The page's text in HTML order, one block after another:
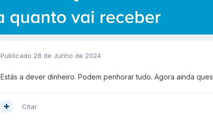
Publicado 28 de Junho de 2024
Estás a dever dinheiro. Podem penhorar tudo. Agora ainda
Citar